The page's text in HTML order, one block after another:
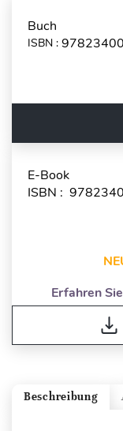
Buch
ISBN :
E-Book
ISBN :
Erfahren
Beschreibung